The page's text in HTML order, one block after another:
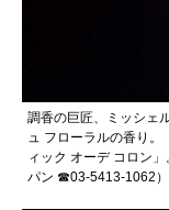
調香の巨匠、ミッシェ
ュ フローラルの香り
ィック オーデ コロン
パン ☎03-5413-1062）